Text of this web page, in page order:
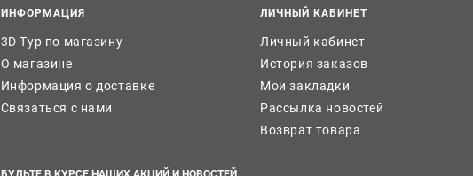
ИНФОРМАЦИЯ
3D Тур по магазину
О магазине
Информация о доставке
Связаться с нами
ЛИЧНЫЙ КАБИНЕТ
Личный кабинет
История заказов
Мои закладки
Рассылка новостей
Возврат товара